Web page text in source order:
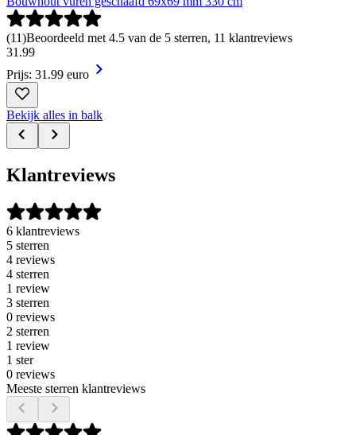
(11)Beoordeeld met 4.5 van de 5 sterren, 11 klantreviews
31 .99
Prijs: 31.99 euro
Bekijk alles in balk
Klantreviews
6 klantreviews
5 sterren
4 reviews
4 sterren
1 review
3 sterren
0 reviews
2 sterren
1 review
1 ster
0 reviews
Meeste sterren klantreviews